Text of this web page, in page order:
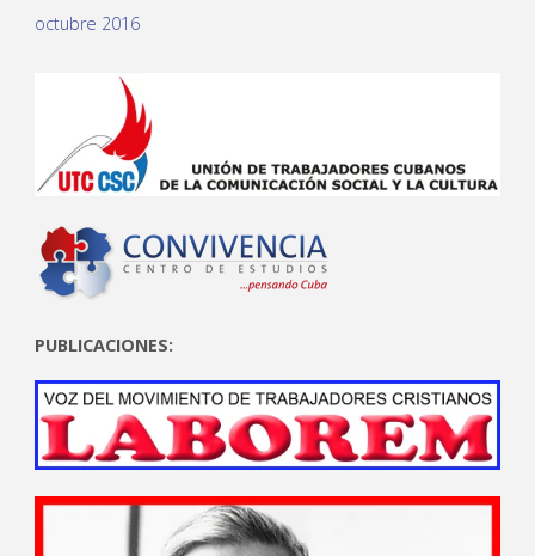
octubre 2016
PUBLICACIONES: